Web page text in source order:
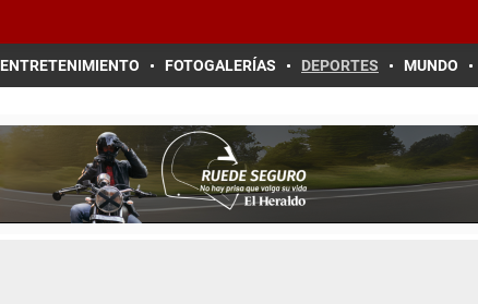
ENTRETENIMIENTO FOTOGALERÍAS DEPORTES MUNDO